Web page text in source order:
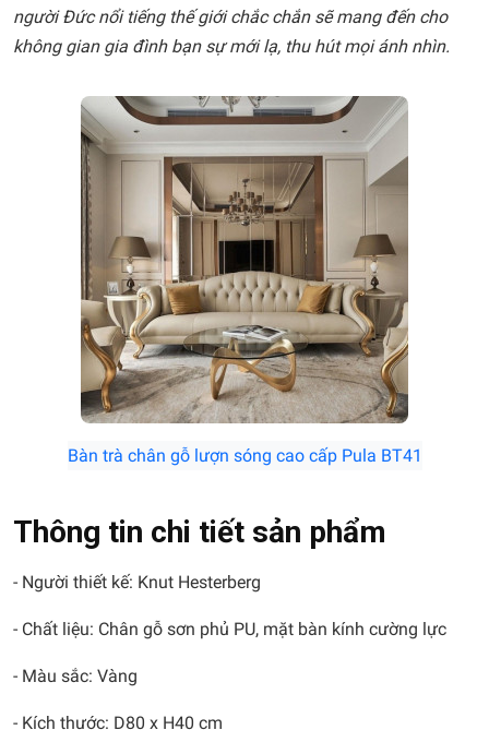
người Đức nổi tiếng thế giới chắc chắn sẽ mang đến cho
không gian gia đình bạn sự mới lạ, thu hút mọi ánh nhìn.
Bàn trà chân gỗ lượn sóng cao cấp Pula BT41
Thông tin chi tiết sản phẩm
- Người thiết kế: Knut Hesterberg
- Chất liệu: Chân gỗ sơn phủ PU, mặt bàn kính cường lực
- Màu sắc: Vàng
- Kích thước: D80 x H40 cm